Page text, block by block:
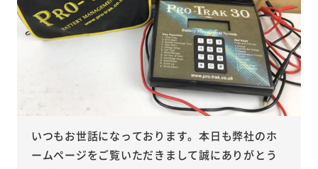
いつもお世話になっております。本日も弊社のホ
ームページをご覧いただきまして誠にありがとう